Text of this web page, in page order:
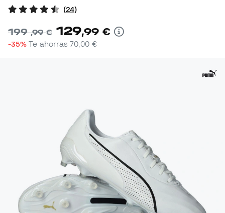
(24)
199,99 € 129,99 €
-35% Te ahorras70,00 €